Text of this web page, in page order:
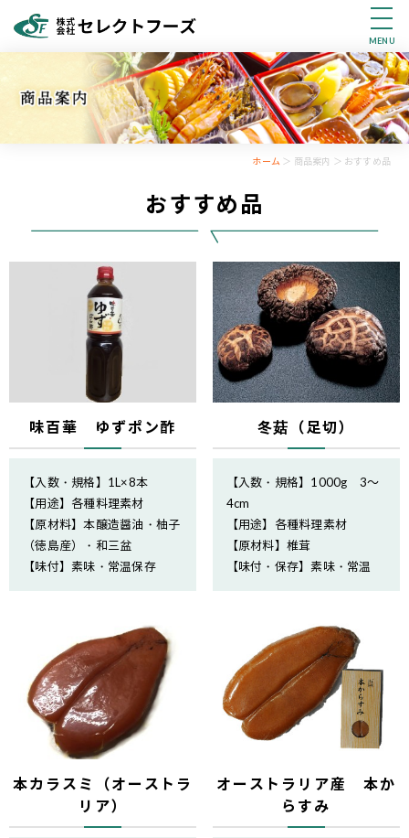
MENU
ホーム ＞ 商品案内 ＞ おすすめ品
おすすめ品
味百華 ゆずポン酢
【入数・規格】1L×8本
【用途】各種料理素材
【原材料】本醸造醤油・柚子
（徳島産）・和三盆
【味付】素味・常温保存
冬菇（足切）
【入数・規格】1000g 3～
4cm
【用途】各種料理素材
【原材料】椎茸
【味付・保存】素味・常温
本カラスミ（オーストラ
リア）
オーストラリア産 本か
らすみ